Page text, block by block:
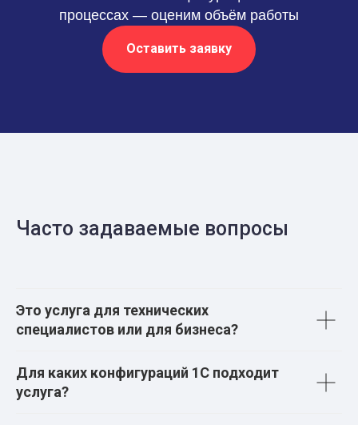
процессах — оценим объём работы
Оставить заявку
Часто задаваемые вопросы
Это услуга для технических
специалистов или для бизнеса?
Для каких конфигураций 1С подходит
услуга?